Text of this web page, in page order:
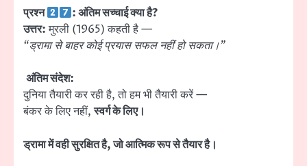
प्रश्न
: अंतिम सच्चाई क्या है?
उत्तर:मुरली (1965) कहती है —
“ड्रामा से बाहर कोई प्रयास सफल नहीं हो सकता।”
अंतिम संदेश:
दुनिया तैयारी कर रही है, तो हम भी तैयारी करें —
बंकर के लिए नहीं,स्वर्ग के लिए।
ड्रामा में वही सुरक्षित है, जो आत्मिक रूप से तैयार है।